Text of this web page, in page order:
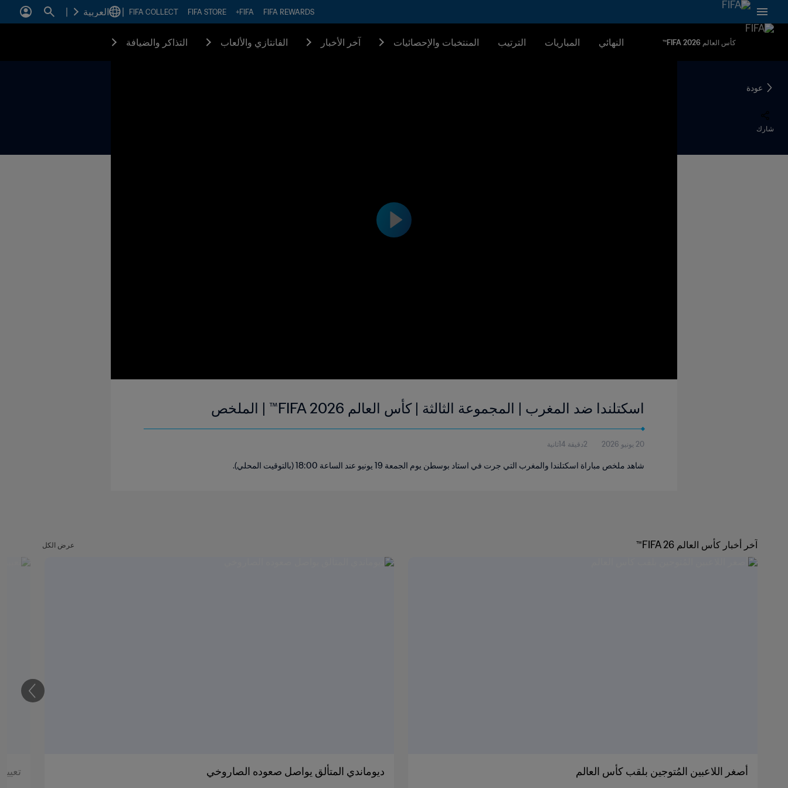
FIFA REWARDS
FIFA+
FIFA STORE
FIFA COLLECT العربية
كأس العالم FIFA 2026™ النهائي المباريات الترتيب المنتخبات والإحصائيات آخر الأخبار الفانتازي والألعاب التذاكر والضيافة
عودة
شارك
اسكتلندا ضد المغرب | المجموعة الثالثة | كأس العالم FIFA 2026™ | الملخص
20 يونيو 2026 2دقيقة 14ثانية
شاهد ملخص مباراة اسكتلندا والمغرب التي جرت في استاد بوسطن يوم الجمعة 19 يونيو عند الساعة 18:00 (بالتوقيت المحلي).
آخر أخبار كأس العالم FIFA 26™ عرض الكل
أصغر اللاعبين المُتوجين بلقب كأس العالم ديوماندي المتألق يواصل صعوده الصاروخي
التالي